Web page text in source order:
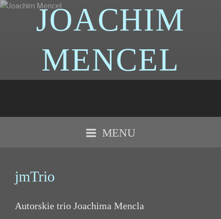
Przejdź
JOACHIM
MENCEL
MENU
jmTrio
Autorskie trio Joachima Mencla